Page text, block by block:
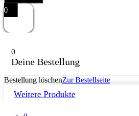
0
0
Deine Bestellung
Bestellung löschenZur Bestellseite
Weitere Produkte